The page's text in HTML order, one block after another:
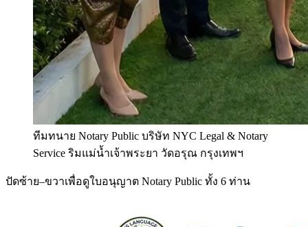
ทีมทนาย Notary Public บริษัท NYC Legal & Notary
Service ริมแม่น้ำเจ้าพระยา วัดอรุณ กรุงเทพฯ
ปัดซ้าย–ขวาเพื่อดูใบอนุญาต Notary Public ทั้ง 6 ท่าน